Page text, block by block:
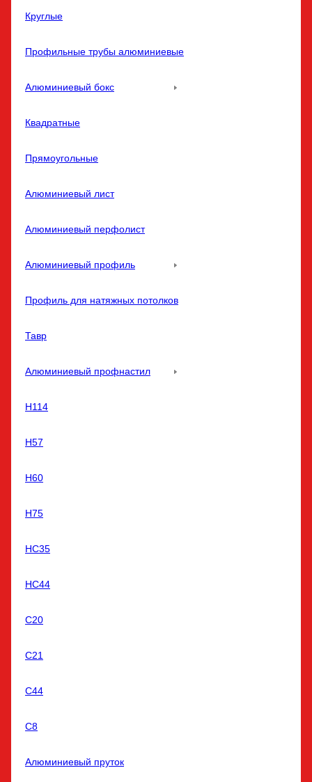
Круглые
Профильные трубы алюминиевые
Алюминиевый бокс
Квадратные
Прямоугольные
Алюминиевый лист
Алюминиевый перфолист
Алюминиевый профиль
Профиль для натяжных потолков
Тавр
Алюминиевый профнастил
Н114
Н57
Н60
Н75
НС35
НС44
С20
С21
С44
С8
Алюминиевый пруток